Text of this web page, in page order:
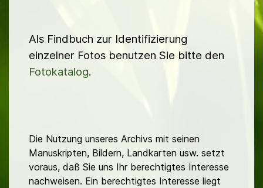
Als Findbuch zur Identifizierung
einzelner Fotos benutzen Sie bitte den
Fotokatalog.
Die Nutzung unseres Archivs mit seinen
Manuskripten, Bildern, Landkarten usw. setzt
voraus, daß Sie uns Ihr berechtigtes Interesse
nachweisen. Ein berechtigtes Interesse liegt